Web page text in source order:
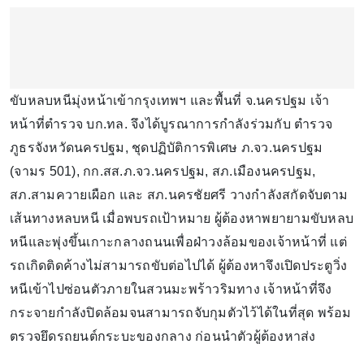
ขับหลบหนีมุ่งหน้าเข้ากรุงเทพฯ และพื้นที่ จ.นครปฐม เจ้า
หน้าที่ตำรวจ บก.ทล. จึงได้บูรณาการกำลังร่วมกับ ตำรวจ
ภูธรจังหวัดนครปฐม, ชุดปฏิบัติการพิเศษ ภ.จว.นครปฐม
(จามร 501), กก.สส.ภ.จว.นครปฐม, สภ.เมืองนครปฐม,
สภ.สามควายเผือก และ สภ.นครชัยศรี วางกำลังสกัดจับตาม
เส้นทางหลบหนี เมื่อพบรถเป้าหมาย ผู้ต้องหาพยายามขับหลบ
หนีและพุ่งขึ้นเกาะกลางถนนเพื่อฝ่าวงล้อมของเจ้าหน้าที่ แต่
รถเกิดติดค้างไม่สามารถขับต่อไปได้ ผู้ต้องหาจึงเปิดประตูวิ่ง
หนีเข้าไปซ่อนตัวภายในสวนมะพร้าวริมทาง เจ้าหน้าที่จึง
กระจายกำลังปิดล้อมจนสามารถจับกุมตัวไว้ได้ในที่สุด พร้อม
ตรวจยึดรถยนต์กระบะของกลาง ก่อนนำตัวผู้ต้องหาส่ง